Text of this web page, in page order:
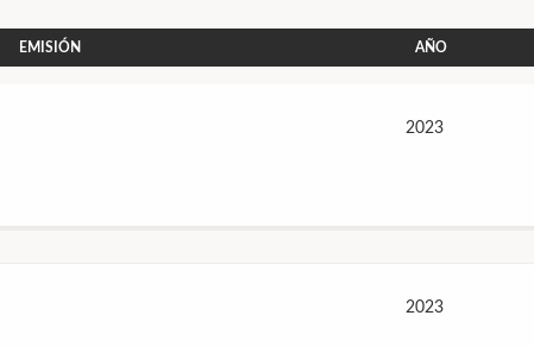
EMISIÓN AÑO
2023
2023